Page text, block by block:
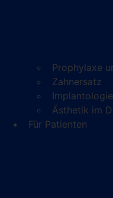
Prophylaxe
Zahnersatz
Implantologie
Ästhetik im
Für Patienten